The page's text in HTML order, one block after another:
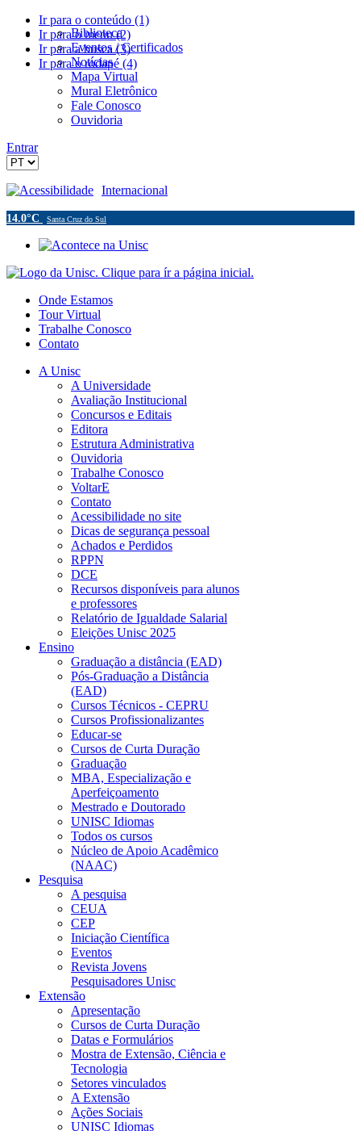
Ir para o conteúdo (1)
Ir para o menu (2)
Ir para a busca (3)
Ir para o rodapé (4)
Biblioteca
Eventos / Certificados
Notícias
Mapa Virtual
Mural Eletrônico
Fale Conosco
Ouvidoria
Entrar
Acessibilidade Internacional
14.0°C Santa Cruz do Sul
Onde Estamos
Tour Virtual
Trabalhe Conosco
Contato
A Unisc
A Universidade
Avaliação Institucional
Concursos e Editais
Editora
Estrutura Administrativa
Ouvidoria
Trabalhe Conosco
VoltarE
Contato
Acessibilidade no site
Dicas de segurança pessoal
Achados e Perdidos
RPPN
DCE
Recursos disponíveis para alunos
e professores
Relatório de Igualdade Salarial
Eleições Unisc 2025
Ensino
Graduação a distância (EAD)
Pós-Graduação a Distância
(EAD)
Cursos Técnicos - CEPRU
Cursos Profissionalizantes
Educar-se
Cursos de Curta Duração
Graduação
MBA, Especialização e
Aperfeiçoamento
Mestrado e Doutorado
UNISC Idiomas
Todos os cursos
Núcleo de Apoio Acadêmico
(NAAC)
Pesquisa
A pesquisa
CEUA
CEP
Iniciação Científica
Eventos
Revista Jovens
Pesquisadores Unisc
Extensão
Apresentação
Cursos de Curta Duração
Datas e Formulários
Mostra de Extensão, Ciência e
Tecnologia
Setores vinculados
A Extensão
Ações Sociais
UNISC Idiomas